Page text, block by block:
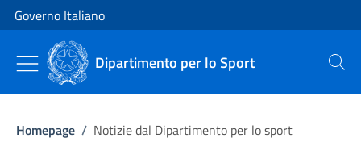
Vai al contenuto
Vai alla navigazione del sito
Governo Italiano
Dipartimento per lo Sport Cerca
Homepage / Notizie dal Dipartimento per lo sport